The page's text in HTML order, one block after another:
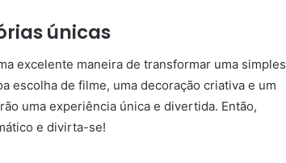
únicas
excelente maneira de transformar uma simples
escolha de filme, uma decoração criativa e um
uma experiência única e divertida. Então,
e divirta-se!